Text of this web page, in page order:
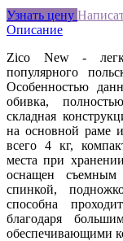
Узнать цену
Описание
Zico New -
популярного
Особенностью
обивка,
складная
на основной раме
всего 4 кг,
места при
оснащен
спинкой,
способна
благодаря
обеспечивающими